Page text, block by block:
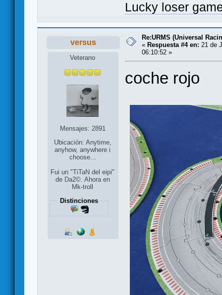
Lucky loser
versus
Veterano
Mensajes: 2891
Ubicación: Anytime,
anyhow, anywhere i
choose...
Fui un "TiTaN del eipi"
de Da2©. Ahora en
Mk-troll
Distinciones
Re:URMS (Universal
« Respuesta #4 en: 21 de
06:10:52 »
coche rojo